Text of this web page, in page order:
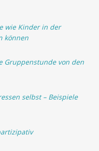
wie Kinder in der
können
Gruppenstunde von den
selbst – Beispiele